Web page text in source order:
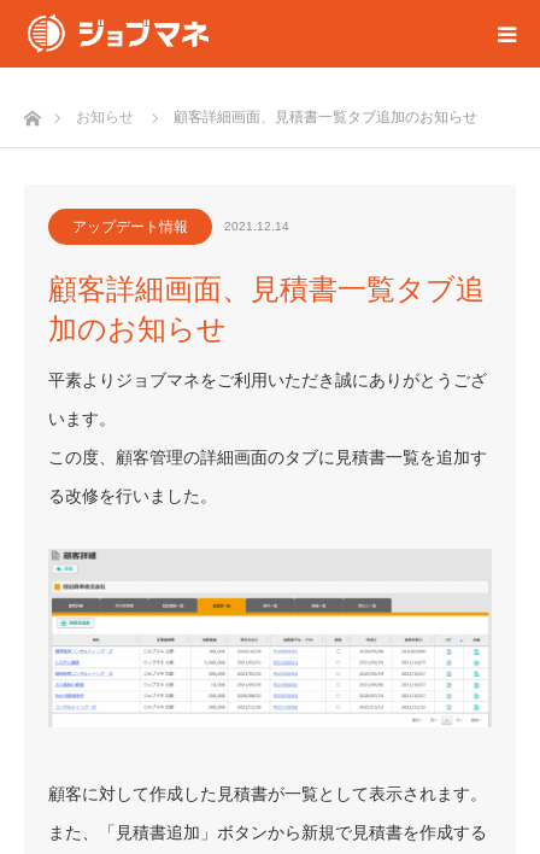
ホームお知らせ 顧客詳細画面、見積書一覧タブ追加のお知らせ
アップデート情報 2021.12.14
顧客詳細画面、見積書一覧タブ追
加のお知らせ
平素よりジョブマネをご利用いただき誠にありがとうござ
います。
この度、顧客管理の詳細画面のタブに見積書一覧を追加す
る改修を行いました。
顧客に対して作成した見積書が一覧として表示されます。
また、「見積書追加」ボタンから新規で見積書を作成する